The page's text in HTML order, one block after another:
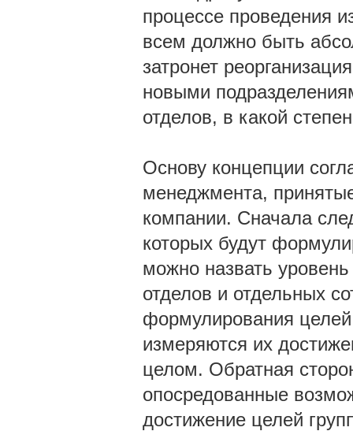
процессе проведения
всем должно быть
затронет
новыми
отделов, в какой
Основу концепции
менеджмента,
компании. Сначала
которых будут
можно назвать
отделов и отдельных
формулирования
измеряются их
целом. Обратная
опосредованные
достижение целей